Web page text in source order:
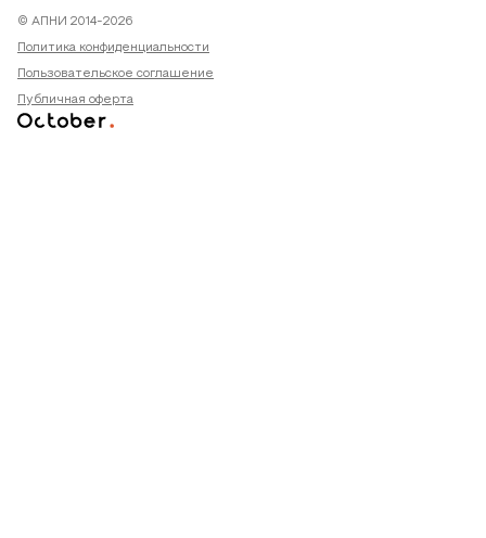
© АПНИ 2014-2026
Политика конфиденциальности
Пользовательское соглашение
Публичная оферта